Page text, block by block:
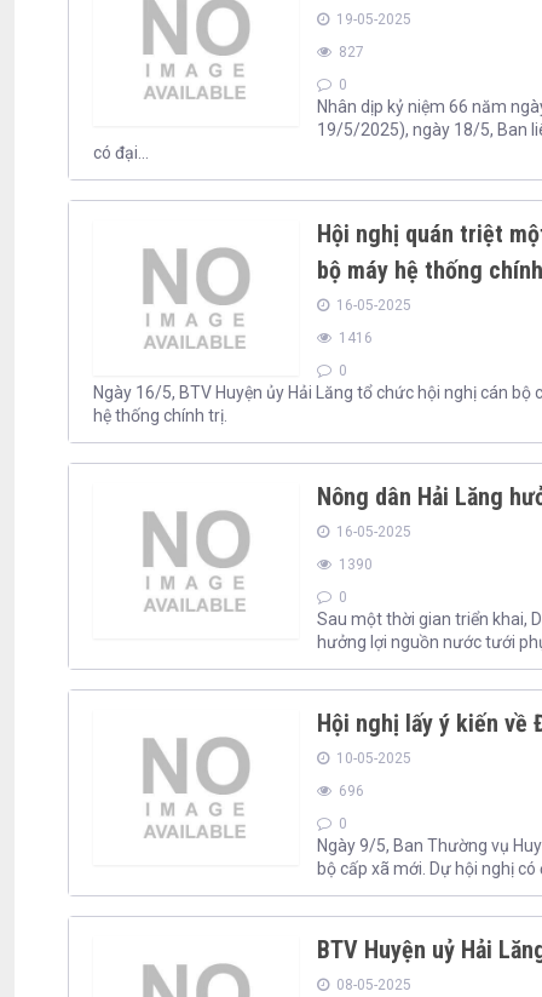
19-05-2025
827
0
Nhân dịp kỷ niệm 66 năm
19/5/2025), ngày 18/5, Ban
có đại...
Hội nghị quán triệt
bộ máy hệ thống
16-05-2025
1416
0
Ngày 16/5, BTV Huyện ủy Hải Lăng tổ chức hội nghị cán
hệ thống chính trị.
Nông dân Hải Lăng
16-05-2025
1390
0
Sau một thời gian triển khai,
hưởng lợi nguồn nước tưới
Hội nghị lấy ý kiến về
10-05-2025
696
0
Ngày 9/5, Ban Thường vụ
bộ cấp xã mới. Dự hội nghị
BTV Huyện uỷ Hải
08-05-2025